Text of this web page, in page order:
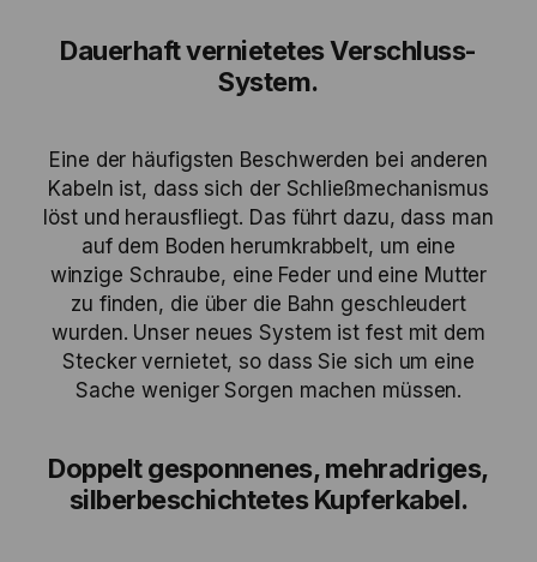
Dauerhaft vernietetes Verschluss-
System.
Eine der häufigsten Beschwerden bei anderen
Kabeln ist, dass sich der Schließmechanismus
löst und herausfliegt. Das führt dazu, dass man
auf dem Boden herumkrabbelt, um eine
winzige Schraube, eine Feder und eine Mutter
zu finden, die über die Bahn geschleudert
wurden. Unser neues System ist fest mit dem
Stecker vernietet, so dass Sie sich um eine
Sache weniger Sorgen machen müssen.
Doppelt gesponnenes, mehradriges,
silberbeschichtetes Kupferkabel.